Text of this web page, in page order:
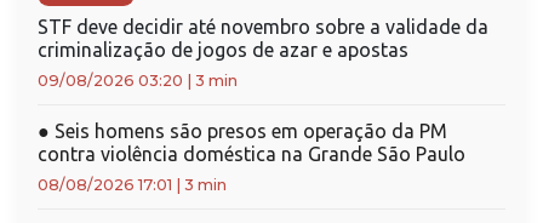
STF deve decidir até novembro sobre a validade da
criminalização de jogos de azar e apostas
09/08/2026 03:20 3 min
● Seis homens são presos em operação da PM
contra violência doméstica na Grande São Paulo
08/08/2026 17:01 3 min